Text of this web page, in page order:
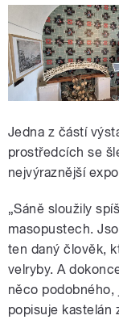
Jedna z částí
prostředcích se
nejvýraznější
„Sáně sloužily
masopustech.
ten daný člověk,
velryby. A
něco podobného,
popisuje kastelán